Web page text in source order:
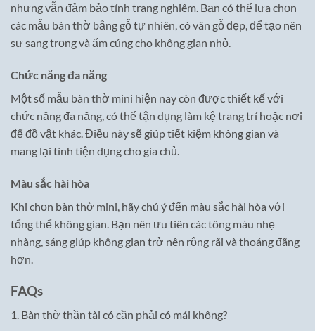
nhưng vẫn đảm bảo tính trang nghiêm. Bạn có thể lựa chọn
các mẫu bàn thờ bằng gỗ tự nhiên, có vân gỗ đẹp, để tạo nên
sự sang trọng và ấm cúng cho không gian nhỏ.
Chức năng đa năng
Một số mẫu bàn thờ mini hiện nay còn được thiết kế với
chức năng đa năng, có thể tận dụng làm kệ trang trí hoặc nơi
để đồ vật khác. Điều này sẽ giúp tiết kiệm không gian và
mang lại tính tiện dụng cho gia chủ.
Màu sắc hài hòa
Khi chọn bàn thờ mini, hãy chú ý đến màu sắc hài hòa với
tổng thể không gian. Bạn nên ưu tiên các tông màu nhẹ
nhàng, sáng giúp không gian trở nên rộng rãi và thoáng đãng
hơn.
FAQs
1. Bàn thờ thần tài có cần phải có mái không?